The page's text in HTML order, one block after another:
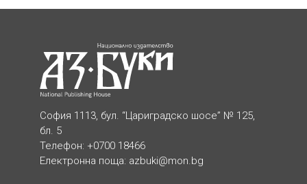
София 1113, бул. “Цариградско шосе” № 125,
бл. 5
Телефон: +0700 18466
Електронна поща: azbuki@mon.bg